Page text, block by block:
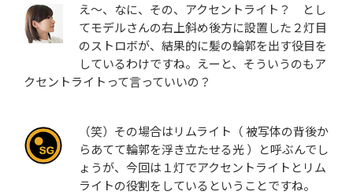
え～、なに、その、アクセントライト？ とし
てモデルさんの右上斜め後方に設置した２灯目
のストロボが、結果的に髪の輪郭を出す役目を
しているわけですね。えーと、そういうのもア
クセントライトって言っていいの？
（笑）その場合はリムライト（ 被写体の背後か
らあてて輪郭を浮き立たせる光 ）と呼ぶんでし
ょうが、今回は１灯でアクセントライトとリム
ライトの役割をしているということですね。